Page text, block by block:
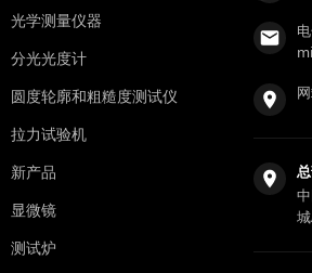
光学测量仪器
分光光度计
圆度轮廓和粗糙度测试仪
拉力试验机
新产品
显微镜
测试炉